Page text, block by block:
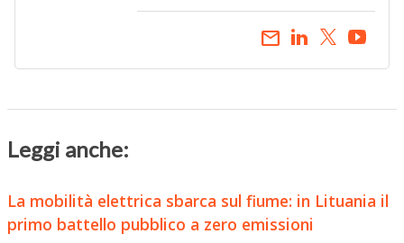
email
Leggi anche:
La mobilità elettrica sbarca sul fiume: in Lituania il
primo battello pubblico a zero emissioni